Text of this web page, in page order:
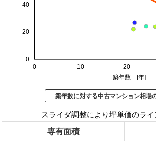
0 10 20
0
20
40
築年数 [年]
築年数に対する中古マンション相場
スライダ調整により坪単価のラ
専有面積